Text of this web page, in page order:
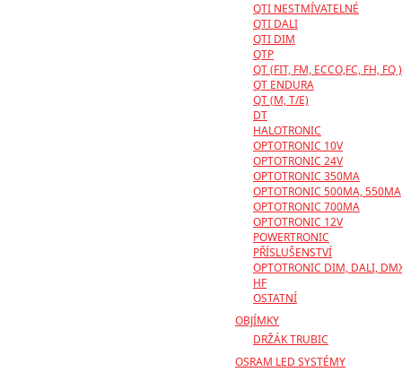
QTI NESTMÍVATELNÉ
QTI DALI
QTI DIM
QTP
QT (FIT, FM, ECCO,FC, FH, FQ )
QT ENDURA
QT (M, T/E)
DT
HALOTRONIC
OPTOTRONIC 10V
OPTOTRONIC 24V
OPTOTRONIC 350MA
OPTOTRONIC 500MA, 550MA
OPTOTRONIC 700MA
OPTOTRONIC 12V
POWERTRONIC
PŘÍSLUŠENSTVÍ
OPTOTRONIC DIM, DALI,
HF
OSTATNÍ
OBJÍMKY
DRŽÁK TRUBIC
OSRAM LED SYSTÉMY